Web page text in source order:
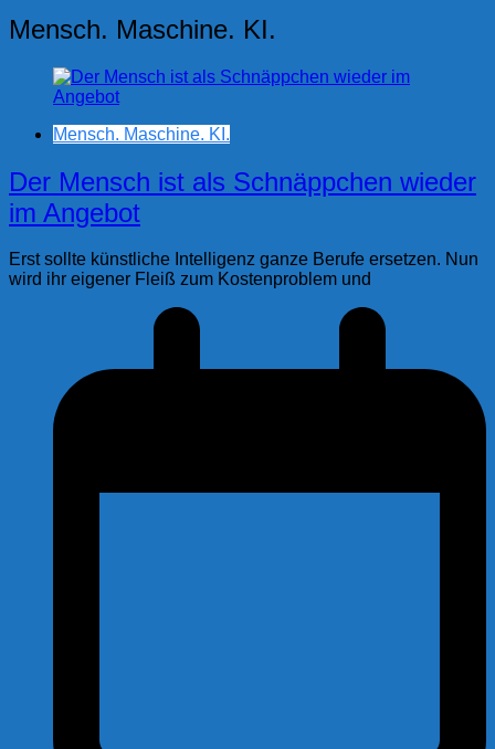
Mensch. Maschine. KI.
Mensch. Maschine. KI.
Der Mensch ist als Schnäppchen wieder
im Angebot
Erst sollte künstliche Intelligenz ganze Berufe ersetzen. Nun
wird ihr eigener Fleiß zum Kostenproblem und